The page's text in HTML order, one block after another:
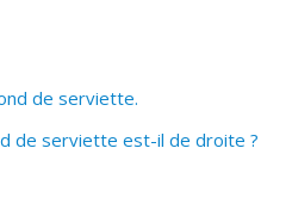
de serviette.
de serviette est-il de droite ?